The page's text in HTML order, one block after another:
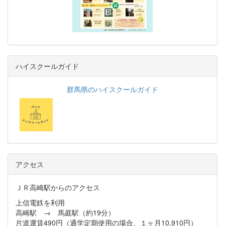
ハイスクールガイド
群馬県のハイスクールガイド
アクセス
ＪＲ高崎駅からのアクセス
上信電鉄を利用
高崎駅 → 馬庭駅（約19分）
片道運賃490円（通学定期使用の場合、１ヶ月10,910円）